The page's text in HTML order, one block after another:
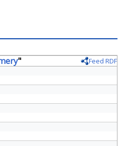
"
Feed RDF